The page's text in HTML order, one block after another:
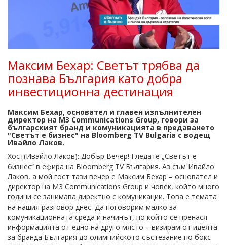
Максим Бехар: Светът трябва да
познава България като добра
инвестиционна дестинация
Максим Бехар, основател и главен изпълнителен
директор на M3 Communications Group, говори за
българският бранд и комуникацията в предаването
"Светът е бизнес" на Bloomberg TV Bulgaria с водещ
Ивайло Лаков.
Хост(Ивайло Лаков): Добър Вечер! Гледате „Светът е
бизнес“ в ефира на Bloomberg TV България. Аз съм Ивайло
Лаков, а мой гост тази вечер е Максим Бехар – основател и
директор на M3 Communications Group и човек, който много
години се занимава директно с комуникации. Това е темата
на нашия разговор днес. Да поговорим малко за
комуникационната среда и начинът, по който се пренася
информацията от едно на друго място – визирам от идеята
за бранда България до олимпийското състезание по бокс